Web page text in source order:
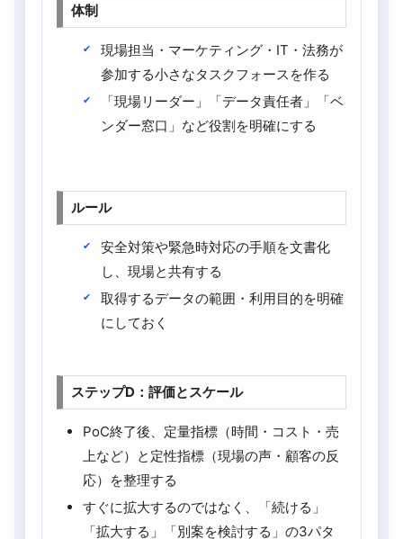
体制
現場担当・マーケティング・IT・法務が
参加する小さなタスクフォースを作る
「現場リーダー」「データ責任者」「ベ
ンダー窓口」など役割を明確にする
ルール
安全対策や緊急時対応の手順を文書化
し、現場と共有する
取得するデータの範囲・利用目的を明確
にしておく
ステップD：評価とスケール
PoC終了後、定量指標（時間・コスト・売
上など）と定性指標（現場の声・顧客の反
応）を整理する
すぐに拡大するのではなく、「続ける」
「拡大する」「別案を検討する」の3パタ